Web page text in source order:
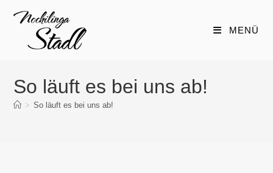
Inhalt
MENÜ
So läuft es bei uns ab!
> So läuft es bei uns ab!